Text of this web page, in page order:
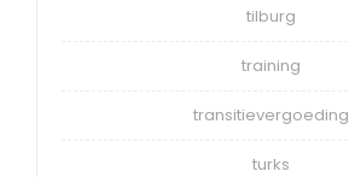
tilburg
training
transitievergoeding
turks